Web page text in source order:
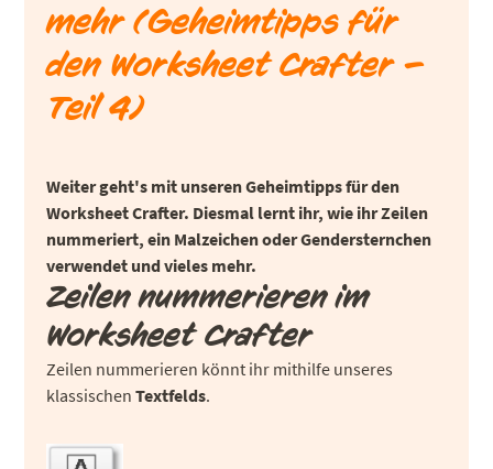
mehr (Geheimtipps für
den Worksheet Crafter –
Teil 4)
Weiter geht's mit unseren Geheimtipps für den
Worksheet Crafter. Diesmal lernt ihr, wie ihr Zeilen
nummeriert, ein Malzeichen oder Gendersternchen
verwendet und vieles mehr.
Zeilen nummerieren im
Worksheet Crafter
Zeilen nummerieren könnt ihr mithilfe unseres
klassischenTextfelds.